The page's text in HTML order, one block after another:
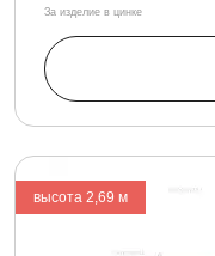
За изделие в цинке
высота 2,69 м